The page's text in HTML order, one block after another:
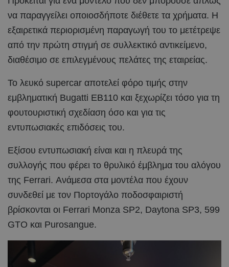
να παραγγείλει οποιοσδήποτε διέθετε τα χρήματα. Η
εξαιρετικά περιορισμένη παραγωγή του το μετέτρεψε
από την πρώτη στιγμή σε συλλεκτικό αντικείμενο,
διαθέσιμο σε επιλεγμένους πελάτες της εταιρείας.
Το λευκό supercar αποτελεί φόρο τιμής στην
εμβληματική Bugatti EB110 και ξεχωρίζει τόσο για τη
φουτουριστική σχεδίαση όσο και για τις
εντυπωσιακές επιδόσεις του.
Εξίσου εντυπωσιακή είναι και η πλευρά της
συλλογής που φέρει το θρυλικό έμβλημα του αλόγου
της Ferrari. Ανάμεσα στα μοντέλα που έχουν
συνδεθεί με τον Πορτογάλο ποδοσφαιριστή
βρίσκονται οι Ferrari Monza SP2, Daytona SP3, 599
GTO και Purosangue.